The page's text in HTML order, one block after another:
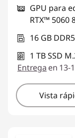
GPU para
RTX™ 5060
16 GB
1 TB SSD
Entrega en 13-
Vista